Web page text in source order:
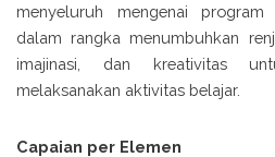
menyeluruh mengenai program
dalam rangka menumbuhkan
imajinasi, dan kreativitas
melaksanakan aktivitas belajar.
Capaian per Elemen